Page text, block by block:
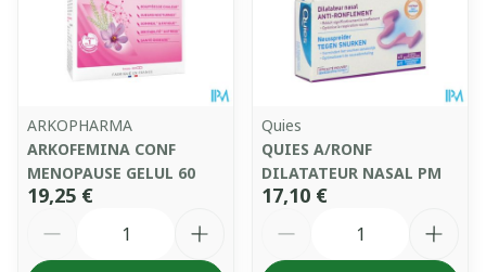
ARKOPHARMA
ARKOFEMINA CONF
MENOPAUSE GELUL 60
19,25 €
Quies
QUIES A/RONF
DILATATEUR NASAL PM
17,10 €